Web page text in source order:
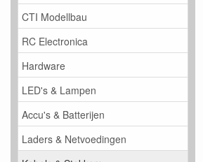
CTI Modellbau
RC Electronica
Hardware
LED's & Lampen
Accu's & Batterijen
Laders & Netvoedingen